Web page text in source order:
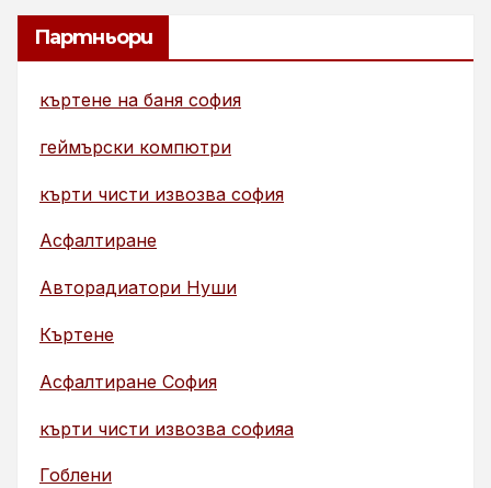
Партньори
къртене на баня софия
геймърски компютри
кърти чисти извозва софия
Асфалтиране
Авторадиатори Нуши
Къртене
Асфалтиране София
кърти чисти извозва софияа
Гоблени